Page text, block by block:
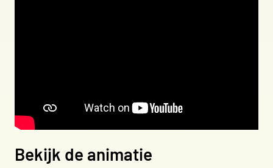
Bekijk de animatie